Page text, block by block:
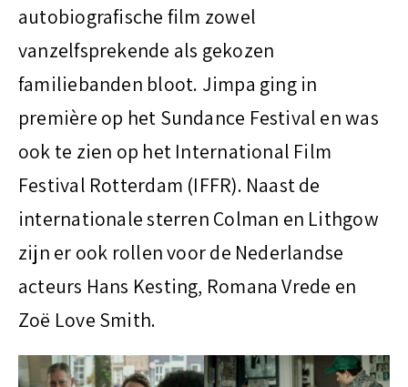
autobiografische film zowel
vanzelfsprekende als gekozen
familiebanden bloot. Jimpa ging in
première op het Sundance Festival en was
ook te zien op het International Film
Festival Rotterdam (IFFR). Naast de
internationale sterren Colman en Lithgow
zijn er ook rollen voor de Nederlandse
acteurs Hans Kesting, Romana Vrede en
Zoë Love Smith.